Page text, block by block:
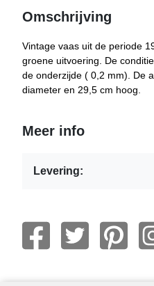
Omschrijving
Vintage vaas uit de periode
groene uitvoering. De
de onderzijde ( 0,2 mm). De
diameter en 29,5 cm hoog.
Meer info
Levering: